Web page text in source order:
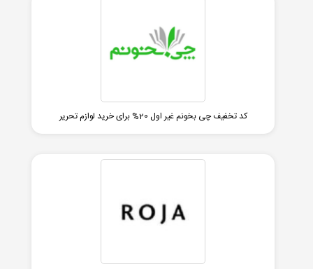
کد تخفیف چی بخونم غیر اول 20% برای خرید لوازم تحریر